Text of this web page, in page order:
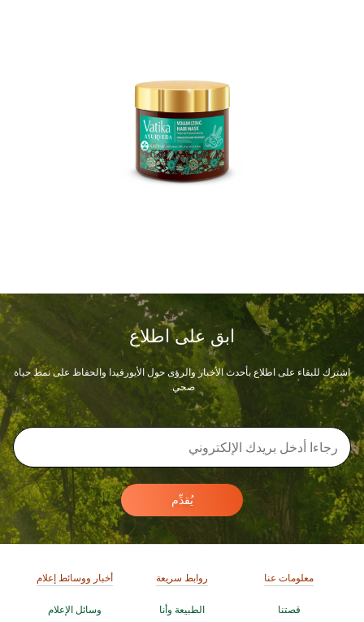
ابق على اطلاع
اشترك للبقاء على اطلاع بأحدث الأخبار والرؤى حول الأيورفيدا والحفاظ على نمط حياة
صحي.
يُقدِّم
معلومات عنا
قصتنا
روابط سريعة
الطبيعة وأنا
أخبار ووسائط إعلام
وسائل الإعلام